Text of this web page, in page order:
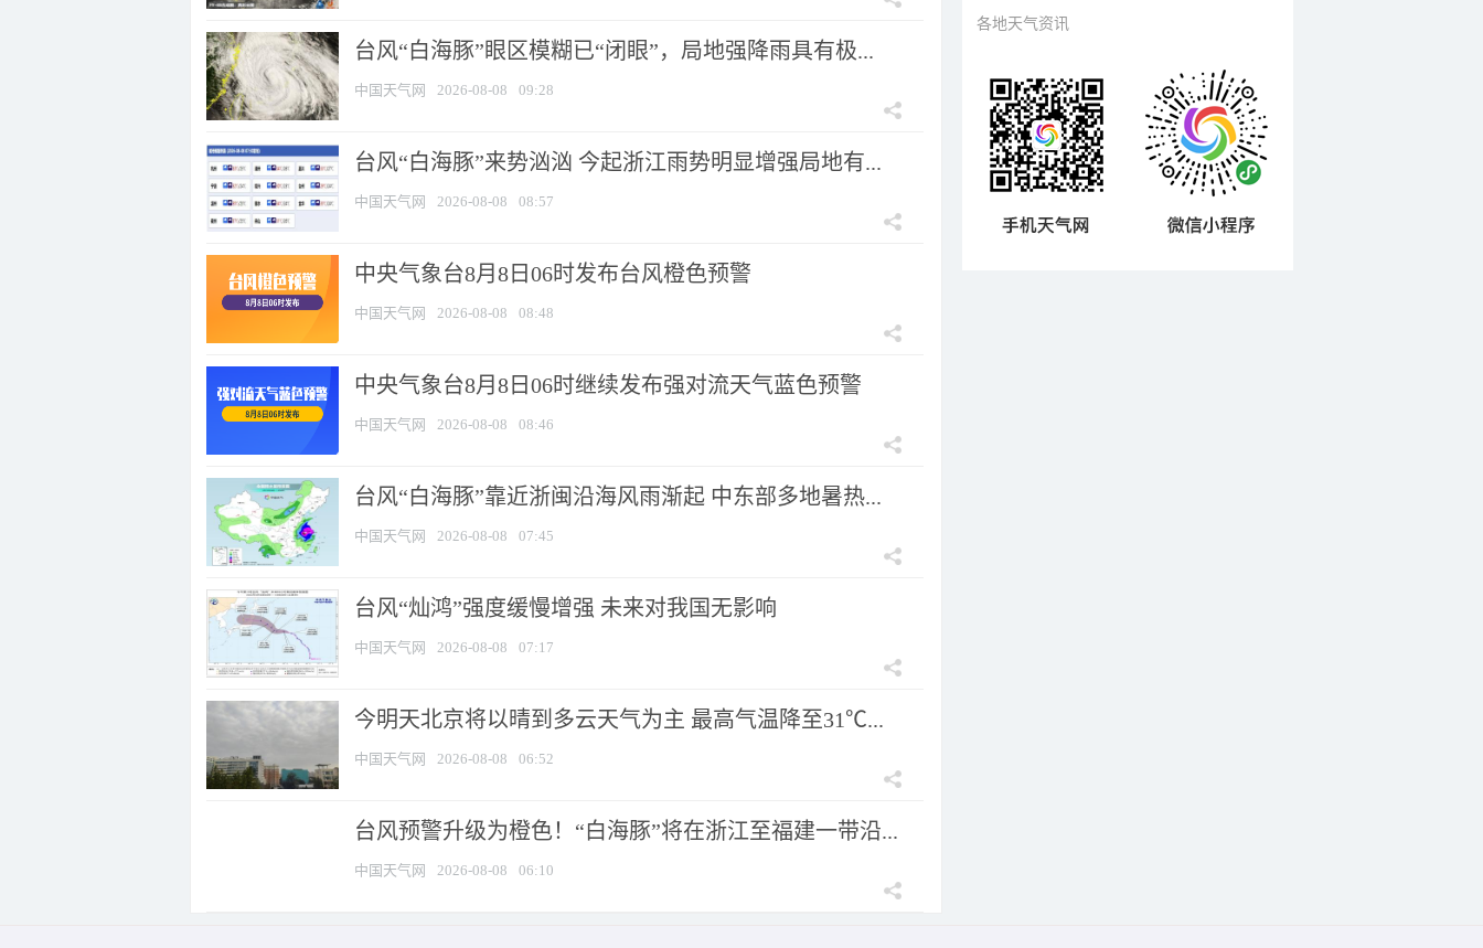
台风“白海豚”眼区模糊已“闭眼”，局地强降雨具有极...
中国天气网 2026-08-08 09:28
台风“白海豚”来势汹汹 今起浙江雨势明显增强局地有...
中国天气网 2026-08-08 08:57
中央气象台8月8日06时发布台风橙色预警
中国天气网 2026-08-08 08:48
中央气象台8月8日06时继续发布强对流天气蓝色预警
中国天气网 2026-08-08 08:46
台风“白海豚”靠近浙闽沿海风雨渐起 中东部多地暑热...
中国天气网 2026-08-08 07:45
台风“灿鸿”强度缓慢增强 未来对我国无影响
中国天气网 2026-08-08 07:17
今明天北京将以晴到多云天气为主 最高气温降至31℃...
中国天气网 2026-08-08 06:52
台风预警升级为橙色！“白海豚”将在浙江至福建一带沿...
中国天气网 2026-08-08 06:10
各地天气资讯